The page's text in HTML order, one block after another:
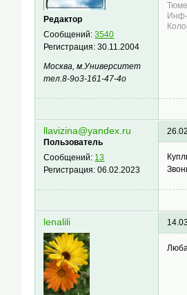
Редактор
Сообщений:3540
Регистрация:30.11.2004
Москва, м.Университет
тел.8-9о3-161-47-4о
llavizina@yandex.ru
Пользователь
Сообщений: 13
Регистрация:06.02.2023
lenalili